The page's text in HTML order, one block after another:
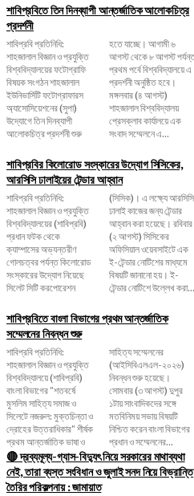
শাবিপ্রবিতে তিন দিনব্যাপী আন্তর্জাতিক আলোকচিত্র
প্রদর্শনী
শাবিপ্রবি প্রতিনিধি:
শাহজালাল বিজ্ঞান ও প্রযুক্তি
বিশ্ববিদ্যালয়ের ফটোগ্রাফি
বিষয়ক সংগঠন শাহজালাল
ইউনিভার্সিটি ফটোগ্রাফারস
অ্যাসোসিয়েশনের (সুপা)
উদ্যোগে তিন দিনব্যাপী
আলোকচিত্র প্রদর্শনী শুরু
হতে যাচ্ছে। আগামী ৬
আগস্ট থেকে ৮ আগস্ট পর্যন্ত
প্রথম পর্বে বিশ্ববিদ্যালয়ে এ
প্রদর্শনী অনুষ্ঠিত হবে।
মঙ্গলবার (৪ আগস্ট)
শাহজালাল বিশ্ববিদ্যালয়
প্রেসক্লাব কার্যালয়ে এক
সংবাদ সম্মেলনে এ...
শাবিপ্রবির কিলোরোড সংস্কারের উদ্যোগ সিসিকের,
আরসিসি ঢালাইয়ের টেন্ডার আহ্বান
শাবিপ্রবি প্রতিনিধি:
শাহজালাল বিজ্ঞান ও প্রযুক্তি
বিশ্ববিদ্যালয়ের (শাবিপ্রবি)
প্রধান ফটক থেকে
ক্যাম্পাসের অভ্যন্তরীণ
গোলচত্বর পর্যন্ত কিলোরোড
সংস্কারের উদ্যোগ নিয়েছে
সিলেট সিটি করপোরেশন
(সিসিক)। এ লক্ষ্যে আরসিসি
ঢালাই কাজের জন্য টেন্ডার
আহ্বান করা হয়েছে। রবিবার
(২ আগস্ট) সিসিকের
অফিসিয়াল ওয়েবসাইটে এক
ই-টেন্ডার নোটিশের মাধ্যমে
বিষয়টি জানানো হয়। ই-
টেন্ডার নোটিশে উল্লেখ করা...
শাবিপ্রবিতে বাংলা বিভাগের প্রথম আন্তর্জাতিক
সম্মেলনের নিবন্ধন শুরু
শাবিপ্রবি প্রতিনিধি:
শাহজালাল বিজ্ঞান ও প্রযুক্তি
বিশ্ববিদ্যালয়ে (শাবিপ্রবি)
বাংলা বিভাগের "শতবর্ষে
মুসলিম সাহিত্য সমাজ ও
সিলেটে নজরুল: মুক্তচিন্তা ও
দ্রোহের উত্তরাধিকার" শীর্ষক
প্রথম আন্তর্জাতিক ভাষা ও
সাহিত্য সম্মেলনের
(আইসিবিএলএল-২০২৬)
নিবন্ধন শুরু হয়েছে।
সোমবার (৩ আগস্ট) দুপুর
১টায় সাংবাদিকদের সঙ্গে
মতবিনিময় সভায় বিষয়টি
নিশ্চিত করেন বাংলা বিভাগের
প্রধান ও সম্মেলনের...
🔴 দ্রব্যমূল্য-গ্যাস-বিদ্যুৎ নিয়ে সরকারের মাথাব্যথা
নেই, তারা ব্যস্ত সংবিধান ও জুলাই সনদ নিয়ে বিভ্রান্তি
তৈরির পরিকল্পনায় : জামায়াত